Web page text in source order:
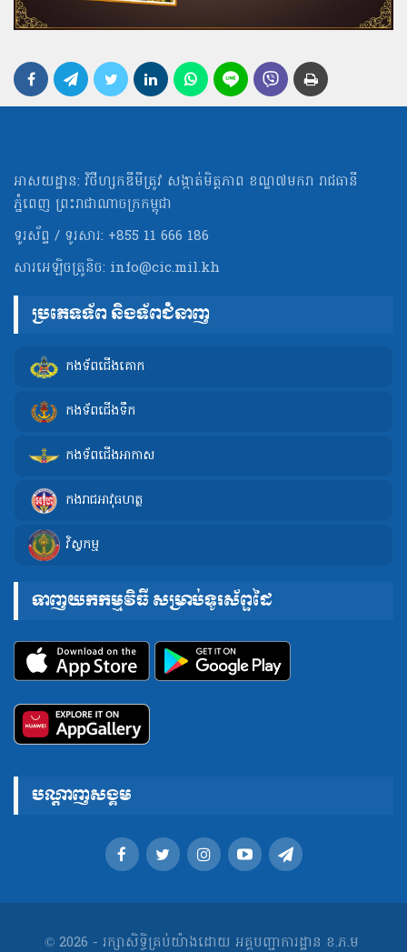
អាសយដ្ឋាន: វិថីហ្សកឌីមីត្រូវ សង្កាត់មិត្ដភាព ខណ្ឌ៧មករា រាជធានី
ភ្នំពេញ ព្រះរាជាណាចក្រកម្ពុជា
ទូរស័ព្ទ / ទូរសារ: +855 11 666 186
សារអេឡិចត្រូនិច: info@cic.mil.kh
ប្រភេទទ័ព និងទ័ពជំនាញ
កងទ័ពជើងគោក
កងទ័ពជើងទឹក
កងទ័ពជើងអាកាស
កងរាជអាវុធហត្ថ
វិស្វកម្ម
ទាញយកកម្មវិធី សម្រាប់ទូរស័ព្ទដៃ
បណ្តាញសង្គម
© 2026 - រក្សាសិទ្ធិគ្រប់យ៉ាងដោយ អគ្គបញ្ជាការដ្ឋាន ខ.ភ.ម